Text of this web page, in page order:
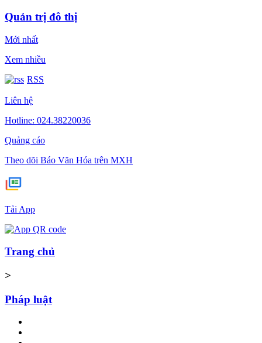
Quản trị đô thị
Mới nhất
Xem nhiều
RSS
Liên hệ
Hotline: 024.38220036
Quảng cáo
Theo dõi Báo Văn Hóa trên MXH
Tải App
Trang chủ
>
Pháp luật